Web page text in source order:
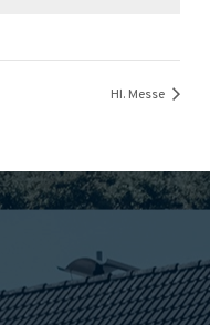
Hl. Messe